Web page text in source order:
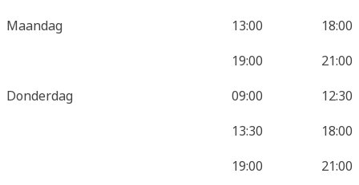
Maandag 13:00
18:00
19:00
21:00
Donderdag
09:00
12:30
13:30
18:00
19:00
21:00